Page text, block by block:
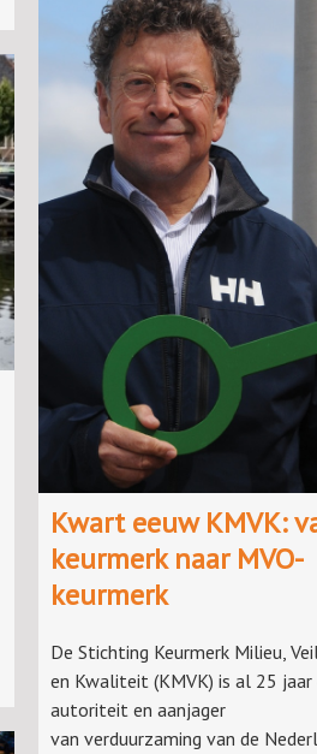
Kwart eeuw KMVK:
keurmerk naar MVO-
keurmerk
De Stichting Keurmerk Milieu,
en Kwaliteit (KMVK) is al 25 jaar
autoriteit en aanjager
van verduurzaming van de